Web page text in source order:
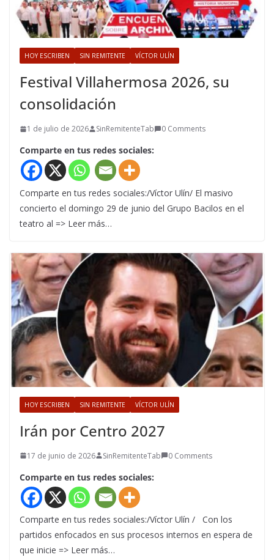
HOY ESCRIBEN SIN REMITENTE VÍCTOR ULÍN
Festival Villahermosa 2026, su
consolidación
1 de julio de 2026 SinRemitenteTab 0 Comments
Comparte en tus redes sociales:
Comparte en tus redes sociales:/Víctor Ulín/ El masivo
concierto el domingo 29 de junio del Grupo Bacilos en el
teatro al => Leer más…
HOY ESCRIBEN SIN REMITENTE VÍCTOR ULÍN
Irán por Centro 2027
17 de junio de 2026 SinRemitenteTab 0 Comments
Comparte en tus redes sociales:
Comparte en tus redes sociales:/Víctor Ulín / Con los
partidos enfocados en sus procesos internos en espera de
que inicie => Leer más…